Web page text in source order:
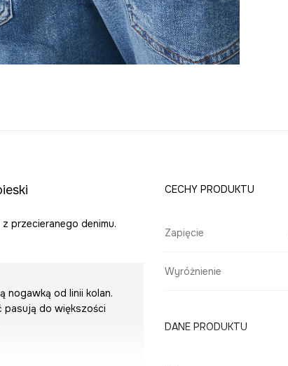
przecieranego denimu.
nogawką od linii kolan.
pasują do większości
CECHY PRODUKTU
Zapięcie
Wyróżnienie
DANE PRODUKTU